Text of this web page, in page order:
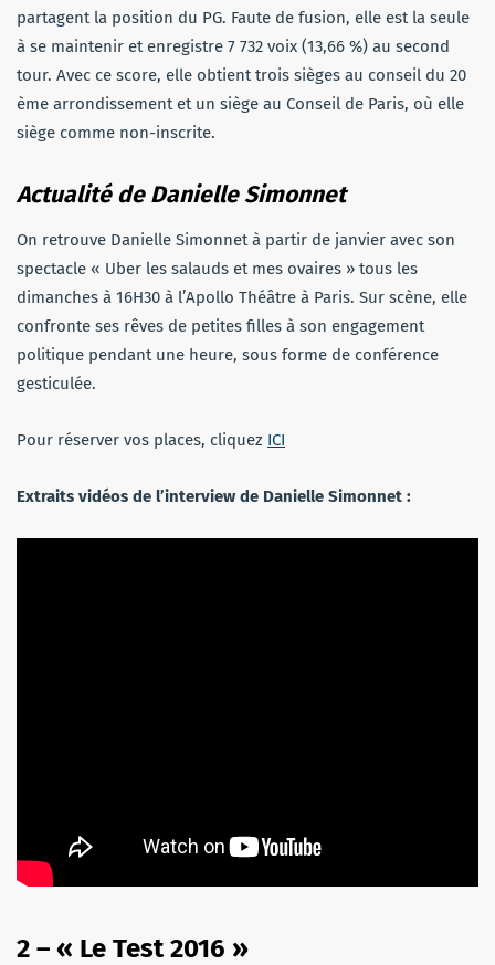
partagent la position du PG. Faute de fusion, elle est la seule
à se maintenir et enregistre 7 732 voix (13,66 %) au second
tour. Avec ce score, elle obtient trois sièges au conseil du 20
ème arrondissement et un siège au Conseil de Paris, où elle
siège comme non-inscrite.
Actualité de Danielle Simonnet
On retrouve Danielle Simonnet à partir de janvier avec son
spectacle « Uber les salauds et mes ovaires » tous les
dimanches à 16H30 à l’Apollo Théâtre à Paris. Sur scène, elle
confronte ses rêves de petites filles à son engagement
politique pendant une heure, sous forme de conférence
gesticulée.
Pour réserver vos places, cliquez ICI
Extraits vidéos de l’interview de Danielle Simonnet :
2 – « Le Test 2016 »